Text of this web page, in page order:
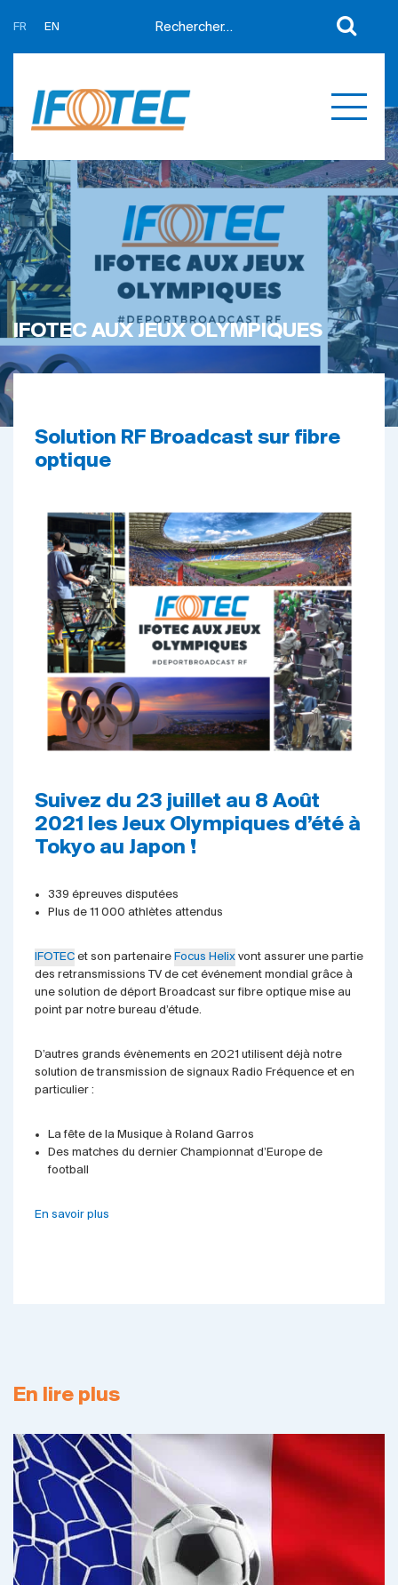
FR EN
Actualités
Support
Contact
Mes devis
Expertises
Développement sur mesure
Produits
Références
IFOTEC AUX JEUX OLYMPIQUES
Solution RF Broadcast sur fibre
optique
Suivez du 23 juillet au 8 Août
2021 les Jeux Olympiques d’été à
Tokyo au Japon !
339 épreuves disputées
Plus de 11 000 athlètes attendus
IFOTECet son partenaire Focus Helixvont assurer une partie
des retransmissions TV de cet événement mondial grâce à
une solution de déport Broadcast sur fibre optique mise au
point par notre bureau d’étude.
D’autres grands évènements en 2021 utilisent déjà notre
solution de transmission de signaux Radio Fréquence et en
particulier :
La fête de la Musique à Roland Garros
Des matches du dernier Championnat d’Europe de
football
En savoir plus
En lire plus